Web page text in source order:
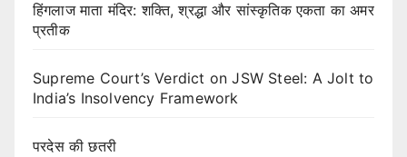
हिंगलाज माता मंदिर: शक्ति, श्रद्धा और सांस्कृतिक एकता का अमर
प्रतीक
Supreme Court’s Verdict on JSW Steel: A Jolt to
India’s Insolvency Framework
परदेस की छतरी